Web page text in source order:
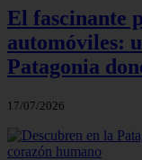
El fascinante
automóviles:
Patagonia
17/07/2026